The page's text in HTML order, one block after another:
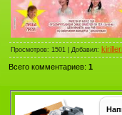
Просмотров: 1501 | Добавил:
Всего комментариев: 1